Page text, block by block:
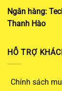
Ngân hàng:
Thanh Hào
HỖ TRỢ
Chính sách